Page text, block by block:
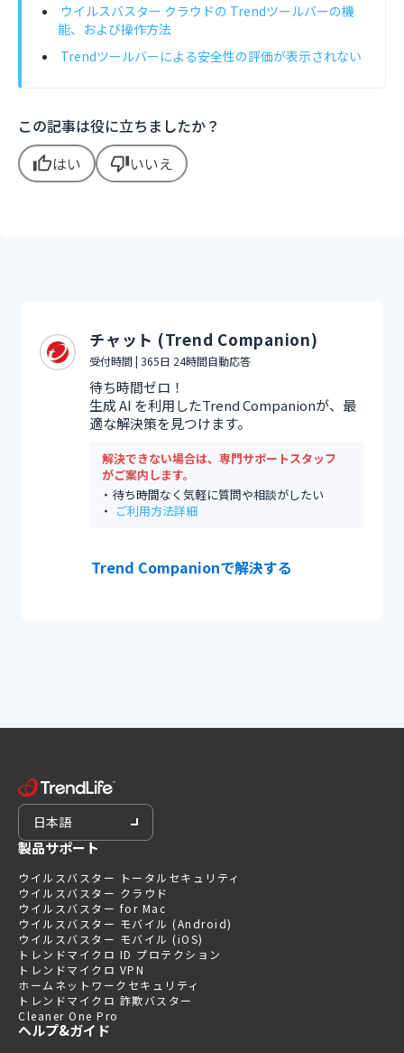
ウイルスバスター クラウドの Trendツールバーの機
能、および操作方法
Trendツールバーによる安全性の評価が表示されない
この記事は役に立ちましたか？
thumb_upはい thumb_downいいえ
チャット (Trend Companion)
受付時間 | 365日 24時間自動応答
待ち時間ゼロ！
生成 AI を利用したTrend Companionが、最
適な解決策を見つけます。
解決できない場合は、専門サポートスタッフ
がご案内します。
待ち時間なく気軽に質問や相談がしたい
ご利用方法詳細
Trend Companionで解決する
日本語
製品サポート
ウイルスバスター トータルセキュリティ
ウイルスバスター クラウド
ウイルスバスター for Mac
ウイルスバスター モバイル (Android)
ウイルスバスター モバイル (iOS)
トレンドマイクロ ID プロテクション
トレンドマイクロ VPN
ホームネットワークセキュリティ
トレンドマイクロ 詐欺バスター
Cleaner One Pro
ヘルプ&ガイド